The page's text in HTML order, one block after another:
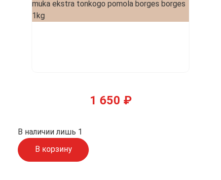
1 650 ₽
В наличии лишь 1
В корзину